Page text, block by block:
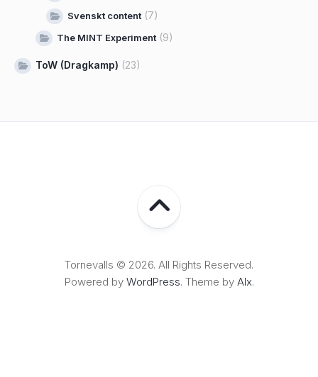
Svenskt content (7)
The MINT Experiment (9)
ToW (Dragkamp) (23)
Tornevalls © 2026. All Rights Reserved.
Powered by WordPress. Theme by Alx.